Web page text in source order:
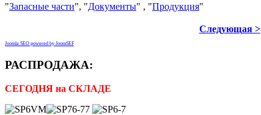
"Запасные части", "Документы" , "Продукция"
Следующая >
Joomla SEO powered by JoomSEF
РАСПРОДАЖА:
СЕГОДНЯ на СКЛАДЕ